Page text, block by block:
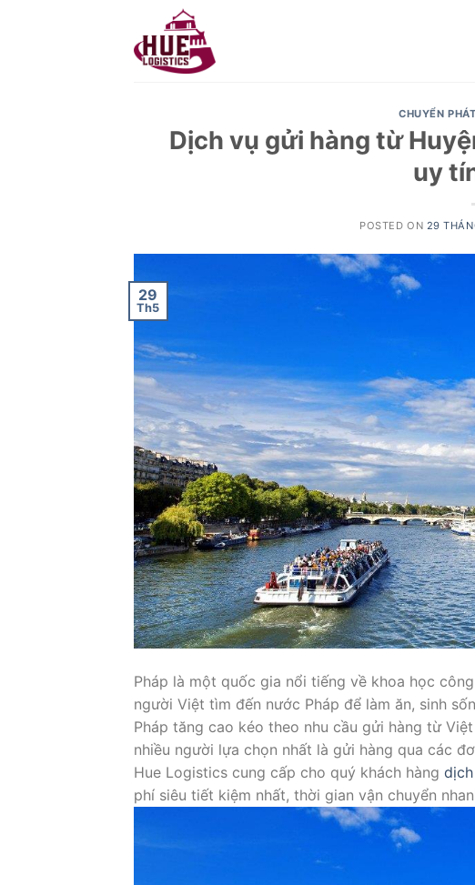
CHUYỂN
Dịch vụ gửi hàng từ
uy
POSTED ON 29
29
Th5
Pháp là một quốc gia nổi tiếng về khoa học
người Việt tìm đến nước Pháp để làm ăn, sinh
Pháp tăng cao kéo theo nhu cầu gửi hàng từ
nhiều người lựa chọn nhất là gửi hàng qua các
Hue Logistics cung cấp cho quý khách hàng
phí siêu tiết kiệm nhất, thời gian vận chuyển